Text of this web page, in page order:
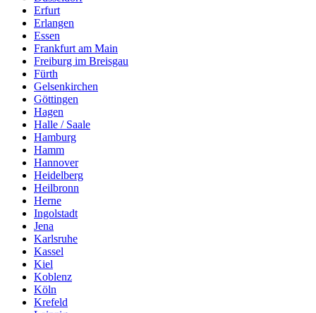
Erfurt
Erlangen
Essen
Frankfurt am Main
Freiburg im Breisgau
Fürth
Gelsenkirchen
Göttingen
Hagen
Halle / Saale
Hamburg
Hamm
Hannover
Heidelberg
Heilbronn
Herne
Ingolstadt
Jena
Karlsruhe
Kassel
Kiel
Koblenz
Köln
Krefeld